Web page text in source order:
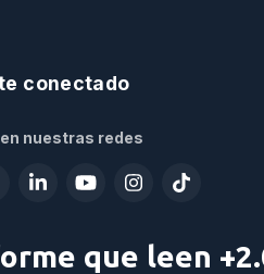
conectado
nuestras redes
que leen